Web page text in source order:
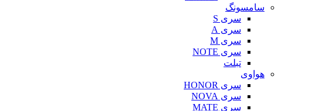
سامسونگ
سری S
سری A
سری M
سری NOTE
تبلت
هواوی
سری HONOR
سری NOVA
سری MATE